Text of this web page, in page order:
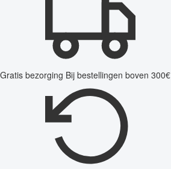
Gratis bezorging Bij bestellingen boven 300€